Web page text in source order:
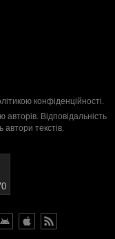
конфіденційності.
Відповідальність
автори текстів.